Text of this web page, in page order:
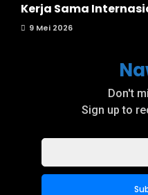
Kerja Sama
9 Mei 2026
Don't
Sign up to